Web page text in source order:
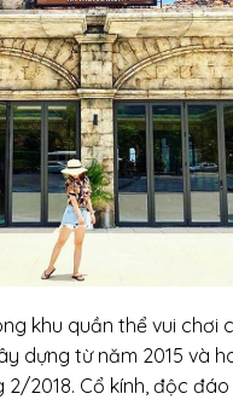
khu quần thể vui chơi
dựng từ năm 2015 và
2018. Cổ kính, độc